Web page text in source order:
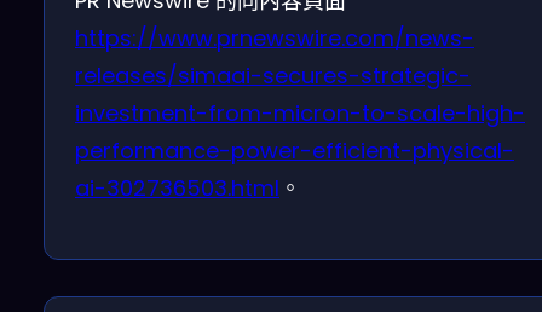
https://www.prnewswire.com/news-
releases/simaai-secures-strategic-
investment-from-micron-to-scale-high-
performance-power-efficient-physical-
ai-302736503.html 。